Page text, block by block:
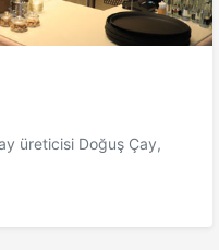
üreticisi Doğuş Çay,